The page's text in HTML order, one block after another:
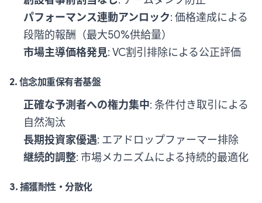
パフォーマンス連動アンロック: 価格達成による
段階的報酬（最大50%供給量）
市場主導価格発見: VC割引排除による公正評価
2. 信念加重保有者基盤
正確な予測者への権力集中: 条件付き取引による
自然淘汰
長期投資家優遇: エアドロップファーマー排除
継続的調整: 市場メカニズムによる持続的最適化
3. 捕獲耐性・分散化